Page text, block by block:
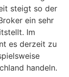
steigt so der
ein sehr
Im
es derzeit zu
handeln.